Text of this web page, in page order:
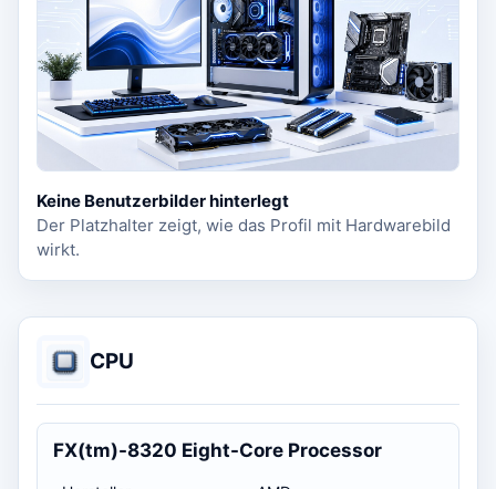
Keine Benutzerbilder hinterlegt
Der Platzhalter zeigt, wie das Profil mit Hardwarebild
wirkt.
CPU
FX(tm)-8320 Eight-Core Processor